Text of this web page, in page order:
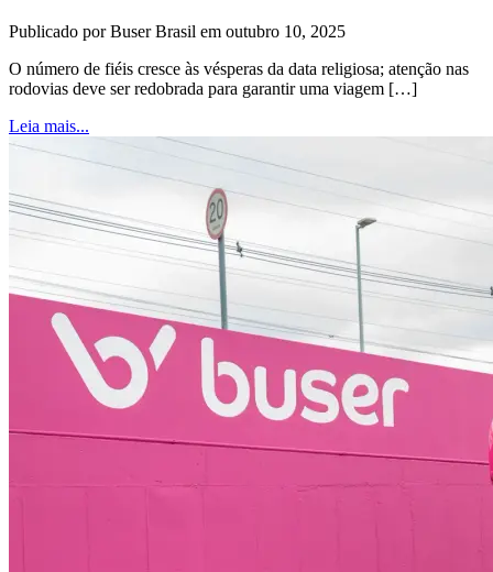
Publicado por Buser Brasil em outubro 10, 2025
O número de fiéis cresce às vésperas da data religiosa; atenção nas
rodovias deve ser redobrada para garantir uma viagem […]
Leia mais...